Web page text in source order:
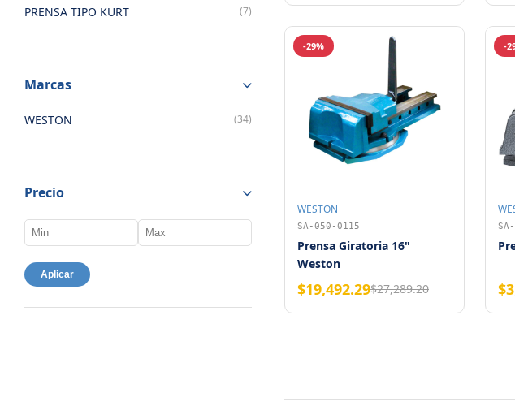
PRENSA TIPO KURT (7)
Marcas
WESTON (34)
Precio
Aplicar
-29%
WESTON
SA-050-0115
Prensa Giratoria 16"
Weston
$19,492.29$27,289.20
-